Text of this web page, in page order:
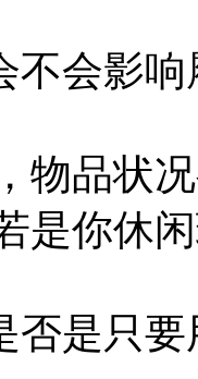
不会影响
物品状
是你休
否是只